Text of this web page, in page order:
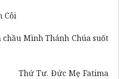
Mình Thánh Chúa suốt
Đức Mẹ Fatima